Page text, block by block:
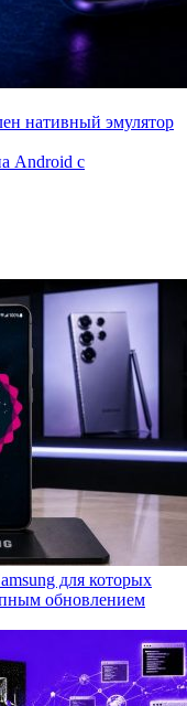
нативный эмулятор
Android с
для которых
обновлением